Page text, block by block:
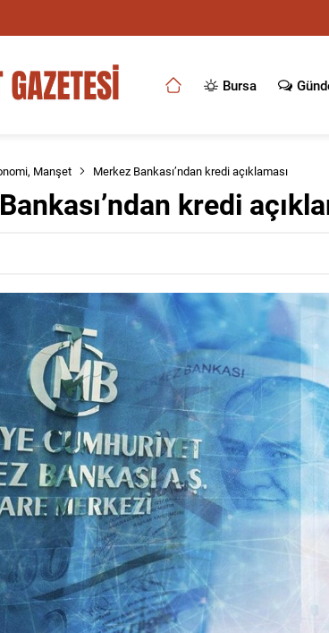
Bursa
, Manşet Merkez Bankası’ndan kredi açıklaması
kredi